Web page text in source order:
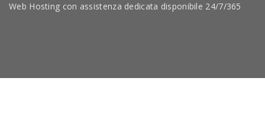
Web Hosting con assistenza dedicata disponibile 24/7/365